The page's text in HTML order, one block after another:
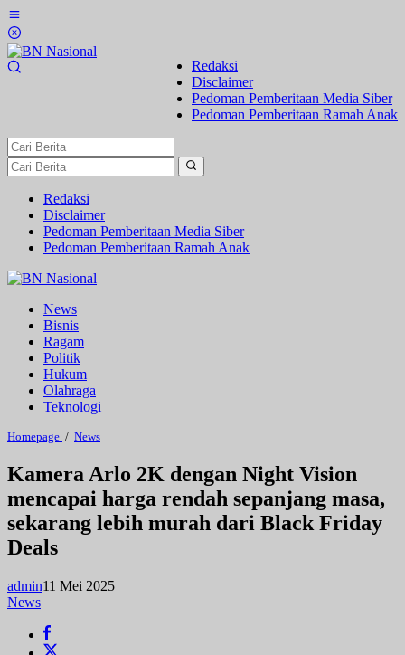
Lewati
ke
konten
Redaksi
Disclaimer
Pedoman Pemberitaan Media Siber
Pedoman Pemberitaan Ramah Anak
Redaksi
Disclaimer
Pedoman Pemberitaan Media Siber
Pedoman Pemberitaan Ramah Anak
News
Bisnis
Ragam
Politik
Hukum
Olahraga
Teknologi
Homepage / NewsKamera
dengan
Night
Vision
mencapai
masa,
sekarang
Kamera Arlo 2K dengan Night Vision
mencapai harga rendah sepanjang masa,
sekarang lebih murah dari Black Friday
Deals
admin11 Mei 2025
News